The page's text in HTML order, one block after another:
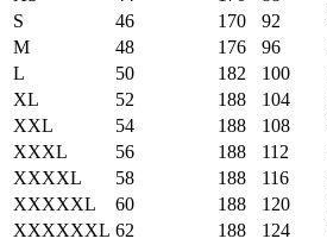
S
46 170 92
M
48 176 96
L
50 182 100
XL
52 188 104
XXL
54 188 108
XXXL
56 188 112
XXXXL
58 188 116
XXXXXL
60 188 120
XXXXXXL 62 188 124